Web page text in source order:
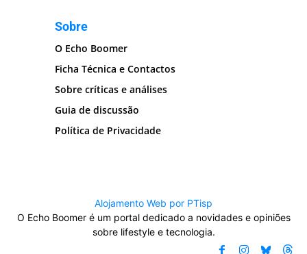
Sobre
O Echo Boomer
Ficha Técnica e Contactos
Sobre críticas e análises
Guia de discussão
Política de Privacidade
Alojamento Web por PTisp
O Echo Boomer é um portal dedicado a novidades e opiniões
sobre lifestyle e tecnologia.